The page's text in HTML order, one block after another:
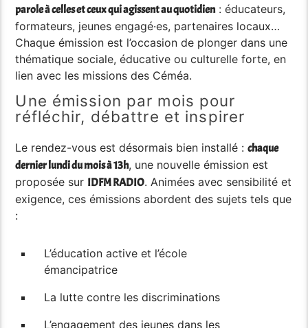
parole à celles et ceux qui agissent au quotidien: éducateurs,
formateurs, jeunes engagé·es, partenaires locaux…
Chaque émission est l’occasion de plonger dans une
thématique sociale, éducative ou culturelle forte, en
lien avec les missions des Céméa.
Une émission par mois pour
réfléchir, débattre et inspirer
Le rendez-vous est désormais bien installé :chaque
dernier lundi du mois à 13h, une nouvelle émission est
proposée sur IDFM RADIO. Animées avec sensibilité et
exigence, ces émissions abordent des sujets tels que
:
L’éducation active et l’école
émancipatrice
La lutte contre les discriminations
L’engagement des jeunes dans les